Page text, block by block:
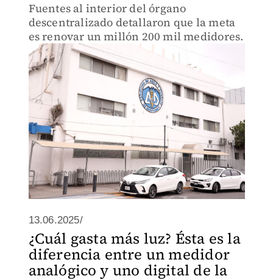
Fuentes al interior del órgano
descentralizado detallaron que la meta
es renovar un millón 200 mil medidores.
13.06.2025/
¿Cuál gasta más luz? Ésta es la
diferencia entre un medidor
analógico y uno digital de la